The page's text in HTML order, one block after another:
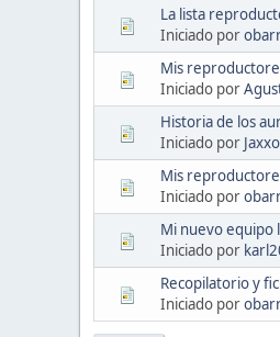
La lista
Iniciado por
Mis
Iniciado por
Historia de los
Iniciado por
Mis
Iniciado por
Mi nuevo equipo
Iniciado por
Recopilatorio y
Iniciado por